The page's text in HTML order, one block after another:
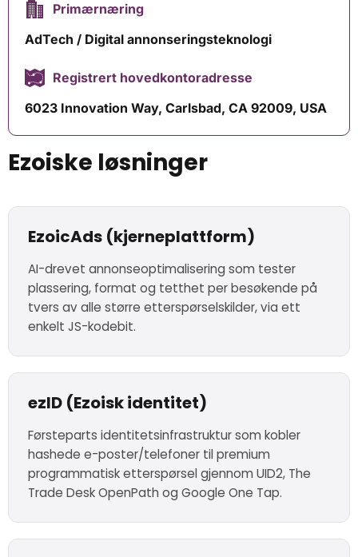
Primærnæring
AdTech / Digital annonseringsteknologi
Registrert hovedkontoradresse
6023 Innovation Way, Carlsbad, CA 92009, USA
Ezoiske løsninger
EzoicAds (kjerneplattform)
AI-drevet annonseoptimalisering som tester
plassering, format og tetthet per besøkende på
tvers av alle større etterspørselskilder, via ett
enkelt JS-kodebit.
ezID (Ezoisk identitet)
Førsteparts identitetsinfrastruktur som kobler
hashede e-poster/telefoner til premium
programmatisk etterspørsel gjennom UID2, The
Trade Desk OpenPath og Google One Tap.